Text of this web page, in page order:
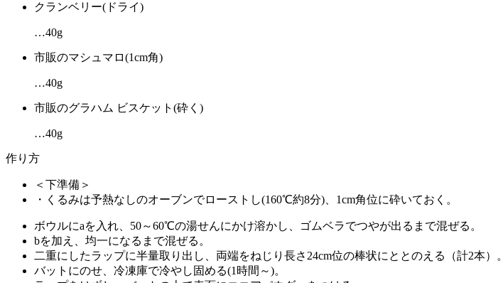
クランベリー(ドライ)
…40g
市販のマシュマロ(1cm角)
…40g
市販のグラハム ビスケット(砕く)
…40g
作り方
＜下準備＞
・くるみは予熱なしのオーブンでローストし(160℃約8分)、1cm角位に砕いておく。
ボウルにaを入れ、50～60℃の湯せんにかけ溶かし、ゴムベラでつやが出るまで混ぜる。
bを加え、均一になるまで混ぜる。
二重にしたラップに半量取り出し、両端をねじり長さ24cm位の棒状にととのえる（計2本）。
バットにのせ、冷凍庫で冷やし固める(1時間～)。